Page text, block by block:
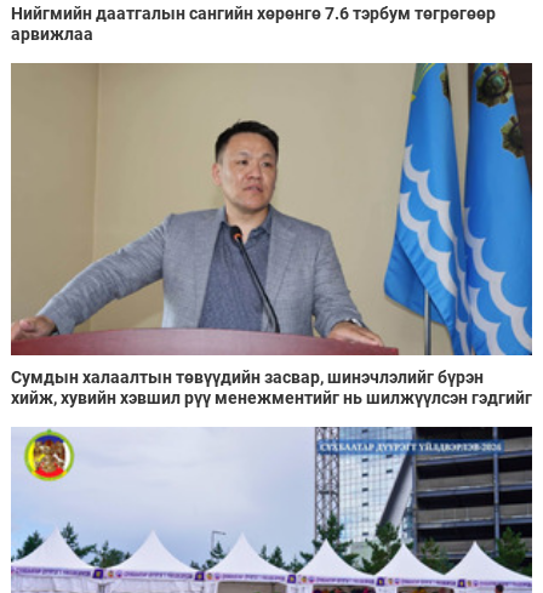
Нийгмийн даатгалын сангийн хөрөнгө 7.6 тэрбум төгрөгөөр
арвижлаа
Сумдын халаалтын төвүүдийн засвар, шинэчлэлийг бүрэн
хийж, хувийн хэвшил рүү менежментийг нь шилжүүлсэн гэдгийг